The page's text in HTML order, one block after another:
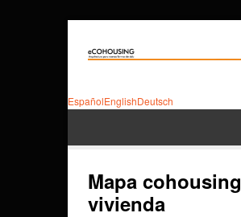
EspañolEnglishDeutsch
Mapa cohousing
vivienda